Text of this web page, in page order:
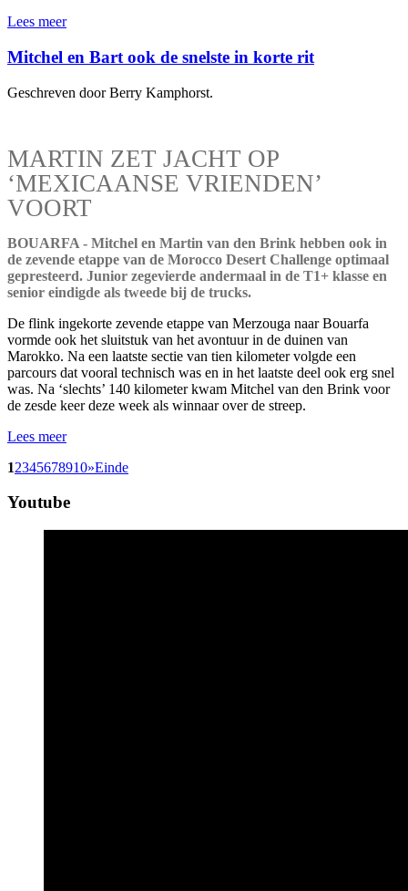
Lees meer
Mitchel en Bart ook de snelste in korte rit
Geschreven door Berry Kamphorst.
MARTIN ZET JACHT OP
‘MEXICAANSE VRIENDEN’
VOORT
BOUARFA - Mitchel en Martin van den Brink hebben ook in
de zevende etappe van de Morocco Desert Challenge optimaal
gepresteerd. Junior zegevierde andermaal in de T1+ klasse en
senior eindigde als tweede bij de trucks.
De flink ingekorte zevende etappe van Merzouga naar Bouarfa
vormde ook het sluitstuk van het avontuur in de duinen van
Marokko. Na een laatste sectie van tien kilometer volgde een
parcours dat vooral technisch was en in het laatste deel ook erg snel
was. Na ‘slechts’ 140 kilometer kwam Mitchel van den Brink voor
de zesde keer deze week als winnaar over de streep.
Lees meer
12345678910»Einde
Youtube